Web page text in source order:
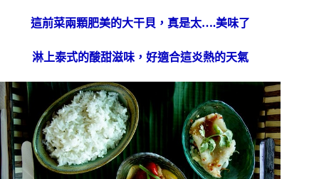
這前菜兩顆肥美的大干貝，真是太….美味了
淋上泰式的酸甜滋味，好適合這炎熱的天氣